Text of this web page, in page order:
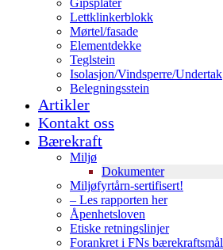
Gipsplater
Lettklinkerblokk
Mørtel/fasade
Elementdekke
Teglstein
Isolasjon/Vindsperre/Undertak
Belegningsstein
Artikler
Kontakt oss
Bærekraft
Miljø
Dokumenter
Miljøfyrtårn-sertifisert!
– Les rapporten her
Åpenhetsloven
Etiske retningslinjer
Forankret i FNs bærekraftsmål